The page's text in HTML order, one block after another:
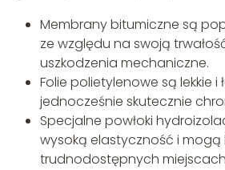
Membrany bitumiczne są
ze względu na swoją
uszkodzenia mechaniczne.
Folie polietylenowe są lekkie i
jednocześnie skutecznie
Specjalne powłoki
wysoką elastyczność i
trudnodostępnych